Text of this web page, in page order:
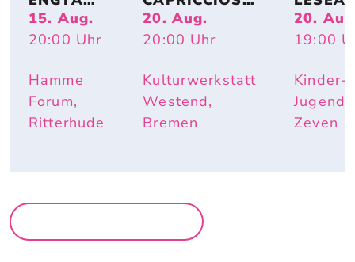
,
BUNDESJ
UGENDS
15. Aug.
20:00 Uhr
Hamme
Forum,
Ritterhude
: EVA
STRITTMATT
ER
20. Aug.
20:00 Uhr
Kulturwerkstatt
Westend,
Bremen
DE:
MIRIAM
DOCH
SCHÖN
HIER
20.
19:00
Kinder-
Zeven